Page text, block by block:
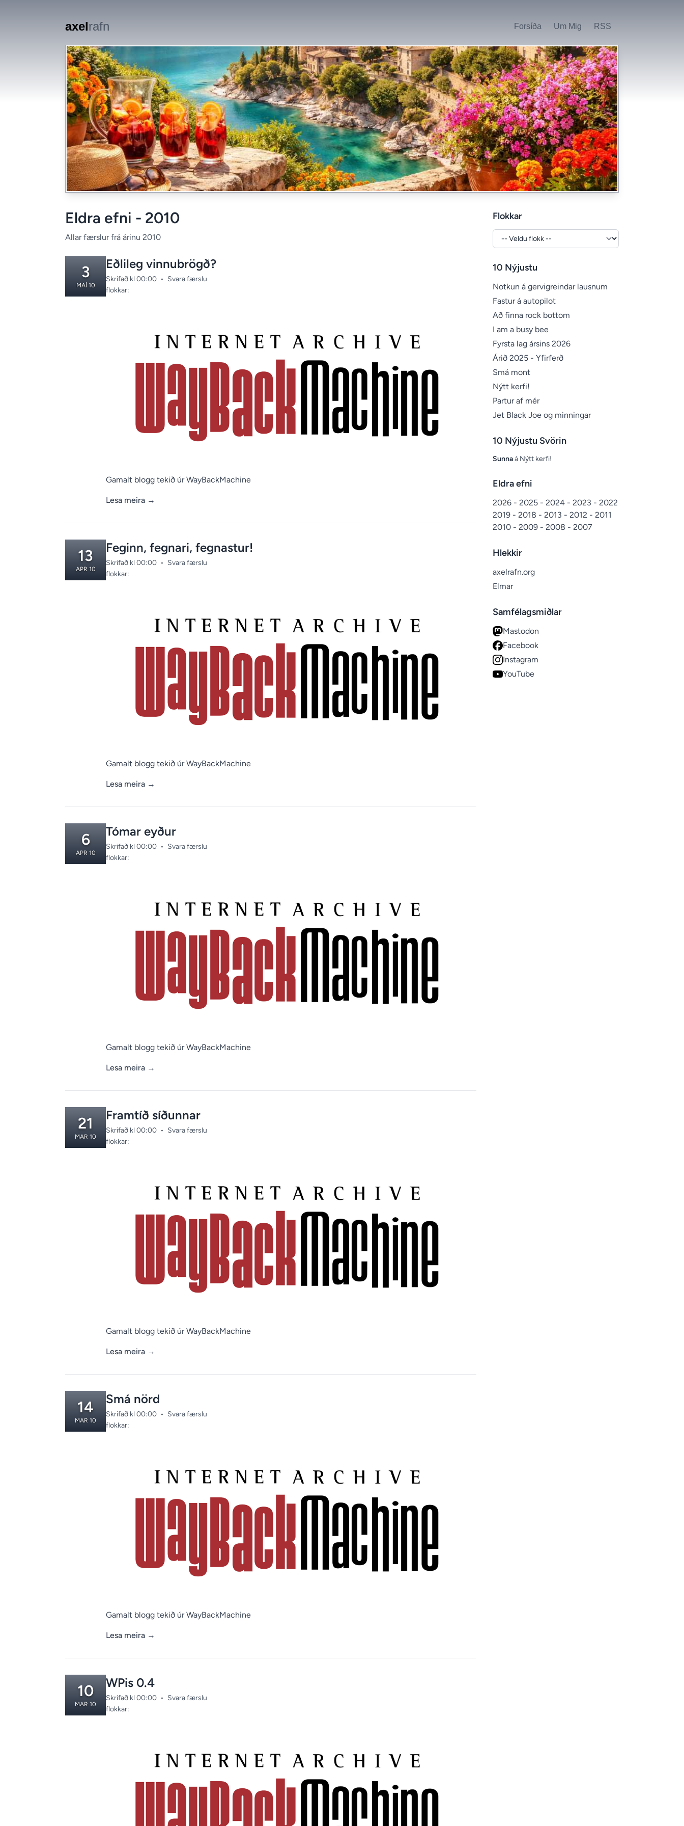
axelrafn Forsíða Um Mig RSS
Eldra efni - 2010
Allar færslur frá árinu 2010
3
MAÍ 10
Eðlileg vinnubrögð?
Skrifað kl 00:00 • Svara færslu
Categories:
flokkar:
Gamalt blogg tekið úr WayBackMachine
Lesa meira →
13
APR 10
Feginn, fegnari, fegnastur!
Skrifað kl 00:00 • Svara færslu
Categories:
flokkar:
Gamalt blogg tekið úr WayBackMachine
Lesa meira →
6
APR 10
Tómar eyður
Skrifað kl 00:00 • Svara færslu
Categories:
flokkar:
Gamalt blogg tekið úr WayBackMachine
Lesa meira →
21
MAR 10
Framtíð síðunnar
Skrifað kl 00:00 • Svara færslu
Categories:
flokkar:
Gamalt blogg tekið úr WayBackMachine
Lesa meira →
14
MAR 10
Smá nörd
Skrifað kl 00:00 • Svara færslu
Categories:
flokkar:
Gamalt blogg tekið úr WayBackMachine
Lesa meira →
10
MAR 10
WPis 0.4
Skrifað kl 00:00 • Svara færslu
Categories:
flokkar:
Flokkar
10 Nýjustu
Notkun á gervigreindar lausnum
Fastur á autopilot
Að finna rock bottom
I am a busy bee
Fyrsta lag ársins 2026
Árið 2025 - Yfirferð
Smá mont
Nýtt kerfi!
Partur af mér
Jet Black Joe og minningar
10 Nýjustu Svörin
Sunnaá Nýtt kerfi!
Eldra efni
2026 - 2025 - 2024 - 2023 - 2022
2019 - 2018 - 2013 - 2012 - 2011
2010 - 2009 - 2008 - 2007
Hlekkir
axelrafn.org
Elmar
Samfélagsmiðlar
Mastodon
Facebook
Instagram
YouTube